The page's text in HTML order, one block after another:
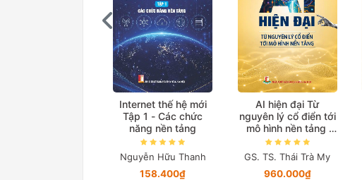
Internet thế hệ mới
Tập 1 - Các chức
năng nền tảng
Nguyễn Hữu Thanh
158.400₫
AI hiện đại Từ
nguyên lý cổ điển tới
mô hình nền tảng
(Bản in màu đặc biệt)
GS. TS. Thái Trà My
960.000₫